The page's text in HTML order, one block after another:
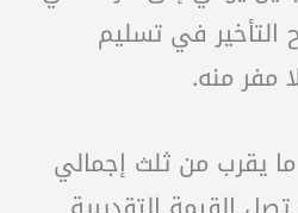
التأخير في تسليم
مفر منه.
يقرب من ثلث إجمالي